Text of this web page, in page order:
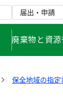
届出・申請
廃棄物と資
保全地域の指定